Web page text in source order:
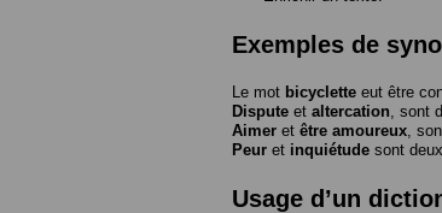
Exemples de
Le mot bicyclette eut être
Dispute et altercation , sont
Aimer et être amoureux ,
Peur et inquiétude sont
Usage d’un